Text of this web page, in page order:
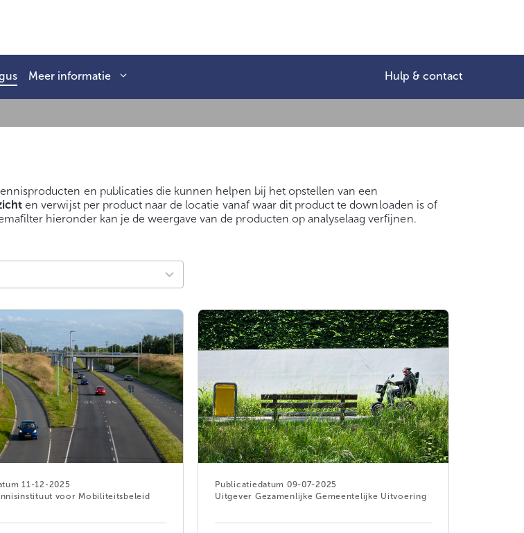
Meer informatie Hulp & contact
en publicaties die kunnen helpen bij het opstellen van een
en verwijst per product naar de locatie vanaf waar dit product te downloaden is of
hieronder kan je de weergave van de producten op analyselaag verfijnen.
11-12-2025
voor Mobiliteitsbeleid
09-07-2025
Gezamenlijke Gemeentelijke Uitvoering